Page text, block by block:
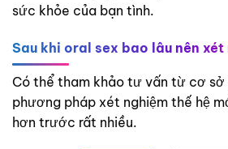
sức khỏe của bạn tình.
Sau khi oral sex bao lâu nên xét
Có thể tham khảo tư vấn từ cơ sở
phương pháp xét nghiệm thế hệ
hơn trước rất nhiều.